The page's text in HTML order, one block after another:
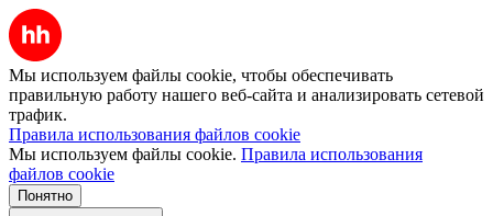
Мы используем файлы cookie, чтобы обеспечивать
правильную работу нашего веб-сайта и анализировать сетевой
трафик.
Правила использования файлов cookie
Мы используем файлы cookie. Правила использования
файлов cookie
Понятно